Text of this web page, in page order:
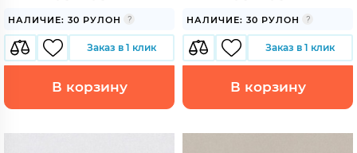
НАЛИЧИЕ: 30 РУЛОН
Заказ в 1 клик
В корзину
НАЛИЧИЕ: 30 РУЛОН
Заказ в 1 клик
В корзину